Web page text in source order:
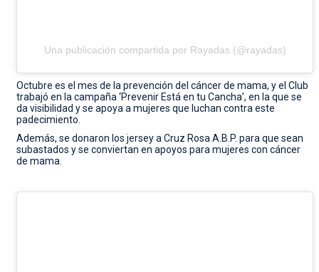
Una publicación compartida por Rayadas (@rayadas)
Octubre es el mes de la prevención del cáncer de mama, y el Club
trabajó en la campaña ‘Prevenir Está en tu Cancha’, en la que se
da visibilidad y se apoya a mujeres que luchan contra este
padecimiento.
Además, se donaron los jersey a Cruz Rosa A.B.P. para que sean
subastados y se conviertan en apoyos para mujeres con cáncer
de mama.